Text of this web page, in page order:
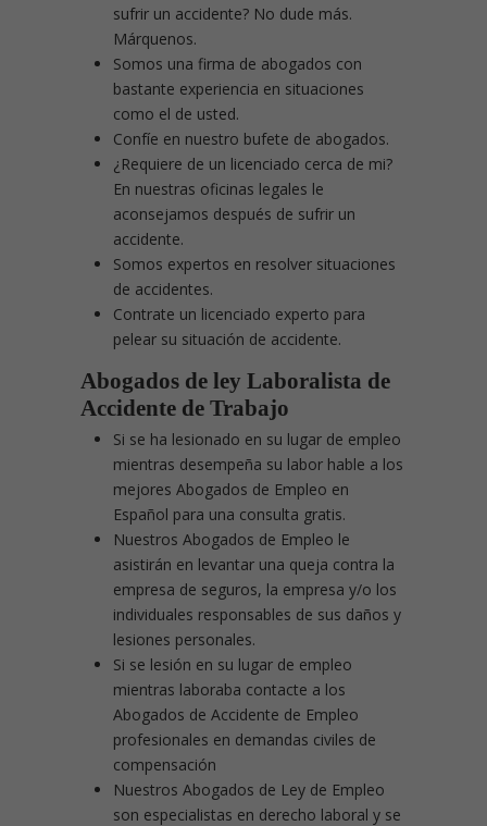
sufrir un accidente? No dude más.
Márquenos.
Somos una firma de abogados con
bastante experiencia en situaciones
como el de usted.
Confíe en nuestro bufete de abogados.
¿Requiere de un licenciado cerca de mi?
En nuestras oficinas legales le
aconsejamos después de sufrir un
accidente.
Somos expertos en resolver situaciones
de accidentes.
Contrate un licenciado experto para
pelear su situación de accidente.
Abogados de ley Laboralista de
Accidente de Trabajo
Si se ha lesionado en su lugar de empleo
mientras desempeña su labor hable a los
mejores Abogados de Empleo en
Español para una consulta gratis.
Nuestros Abogados de Empleo le
asistirán en levantar una queja contra la
empresa de seguros, la empresa y/o los
individuales responsables de sus daños y
lesiones personales.
Si se lesión en su lugar de empleo
mientras laboraba contacte a los
Abogados de Accidente de Empleo
profesionales en demandas civiles de
compensación
Nuestros Abogados de Ley de Empleo
son especialistas en derecho laboral y se